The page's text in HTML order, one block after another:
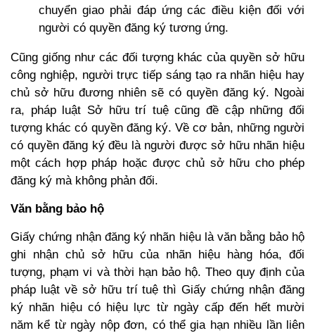
chuyển giao phải đáp ứng các điều kiện đối với
người có quyền đăng ký tương ứng.
Cũng giống như các đối tượng khác của quyền sở hữu
công nghiệp, người trực tiếp sáng tạo ra nhãn hiệu hay
chủ sở hữu đương nhiên sẽ có quyền đăng ký. Ngoài
ra, pháp luật Sở hữu trí tuệ cũng đề cập những đối
tượng khác có quyền đăng ký. Về cơ bản, những người
có quyền đăng ký đều là người được sở hữu nhãn hiệu
một cách hợp pháp hoặc được chủ sở hữu cho phép
đăng ký mà không phản đối.
Văn bằng bảo hộ
Giấy chứng nhận đăng ký nhãn hiệu là văn bằng bảo hộ
ghi nhận chủ sở hữu của nhãn hiệu hàng hóa, đối
tượng, phạm vi và thời hạn bảo hộ. Theo quy định của
pháp luật về sở hữu trí tuệ thì Giấy chứng nhận đăng
ký nhãn hiệu có hiệu lực từ ngày cấp đến hết mười
năm kể từ ngày nộp đơn, có thể gia hạn nhiều lần liên